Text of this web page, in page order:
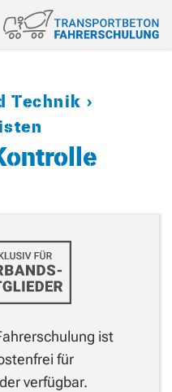
Technik
ist
für
verfügbar.